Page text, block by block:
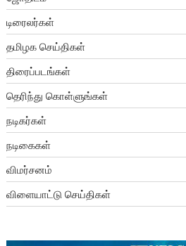
டிரைலர்கள்
தமிழக செய்திகள்
திரைப்படங்கள்
தெரிந்து கொள்ளுங்கள்
நடிகர்கள்
நடிகைகள்
விமர்சனம்
விளையாட்டு செய்திகள்